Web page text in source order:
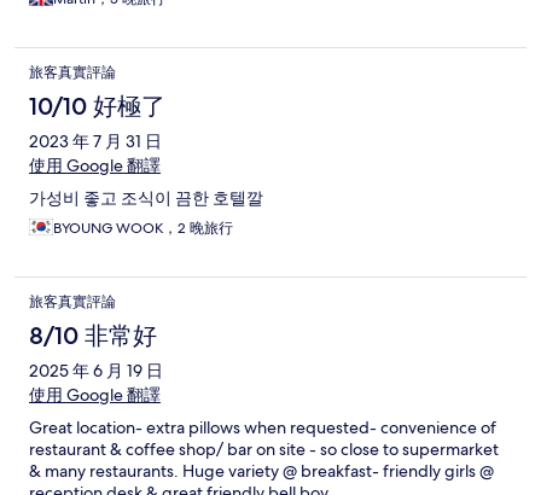
旅客真實評論
10/10 好極了
2023 年 7 月 31 日
使用 Google 翻譯
가성비 좋고 조식이 끔한 호텔깔
BYOUNG WOOK，2 晚旅行
旅客真實評論
8/10 非常好
2025 年 6 月 19 日
使用 Google 翻譯
Great location- extra pillows when requested- convenience of
restaurant & coffee shop/ bar on site - so close to supermarket
& many restaurants. Huge variety @ breakfast- friendly girls @